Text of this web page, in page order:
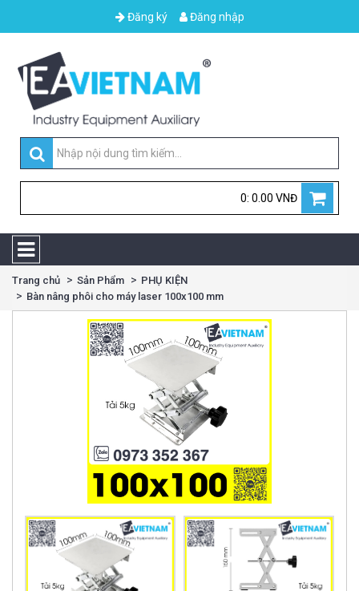
Đăng ký Đăng nhập
0: 0.00 VNĐ
Trang chủ Sản Phẩm
PHỤ KIỆN
Bàn nâng phôi cho máy laser 100x100 mm